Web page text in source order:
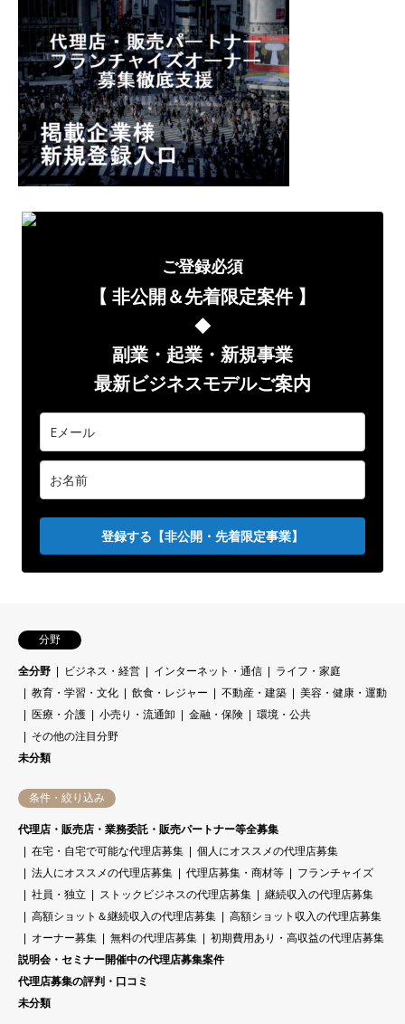
ご登録必須
【 非公開＆先着限定案件 】
◆
副業 ・起業・新規事業
最新ビジネスモデルご案内
登録する【非公開・先着限定事業】
分野
全分野 ビジネス・経営 インターネット・通信
ライフ・家庭
教育・学習・文化
飲食・レジャー 不動産・建築
美容・健康・運動
医療・介護
小売り・流通卸 金融・保険
環境・公共
その他の注目分野
未分類
条件・絞り込み
代理店・販売店・業務委託・販売パートナー等全募集
在宅・自宅で可能な代理店募集
個人にオススメの代理店募集
法人にオススメの代理店募集
代理店募集・商材等
フランチャイズ
社員・独立
ストックビジネスの代理店募集
継続収入の代理店募集
高額ショット＆継続収入の代理店募集
高額ショット収入の代理店募集
オーナー募集
無料の代理店募集
初期費用あり・高収益の代理店募集
説明会・セミナー開催中の代理店募集案件
代理店募集の評判・口コミ
未分類